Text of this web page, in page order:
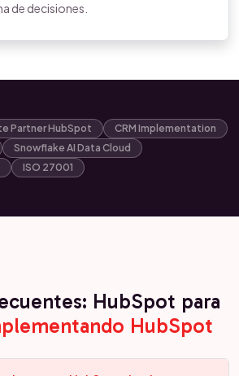
de decisiones.
Partner HubSpot
CRM Implementation
Snowflake AI Data Cloud
ISO 27001
HubSpot para
HubSpot